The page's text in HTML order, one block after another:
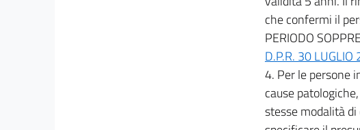
che confermi il
PERIODO
D.P.R. 30
4. Per le persone
cause
stesse modalità